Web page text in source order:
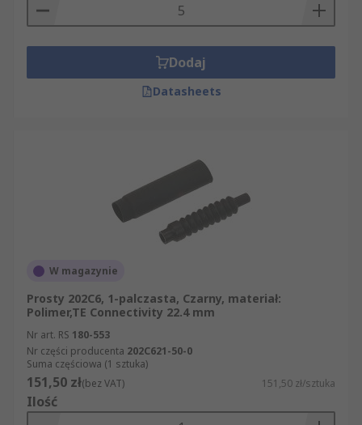
Dodaj
Datasheets
W magazynie
Prosty 202C6, 1-palczasta, Czarny, materiał:
Polimer,TE Connectivity 22.4 mm
Nr art. RS 180-553
Nr części producenta 202C621-50-0
Suma częściowa (1 sztuka)
151,50 zł(bez VAT) 151,50 zł/sztuka
Ilość